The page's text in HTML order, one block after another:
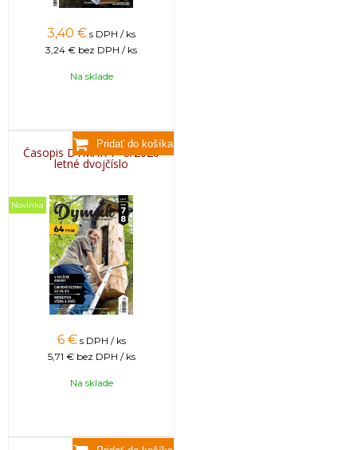
3,40 € s DPH / ks
3,24 € bez DPH / ks
Na sklade
Časopis DYMÁK 7+8/2026
letné dvojčíslo
Novinka
6 € s DPH / ks
5,71 € bez DPH / ks
Na sklade